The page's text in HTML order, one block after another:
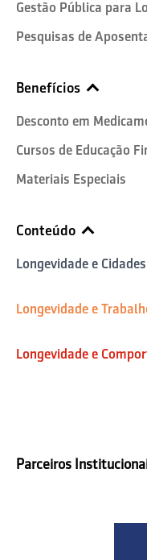
Gestão Pública para
Pesquisas de
Benefícios
Desconto em
Cursos de Educação
Materiais Especiais
Conteúdo
Longevidade e Cidades
Longevidade e
Longevidade e
Parceiros